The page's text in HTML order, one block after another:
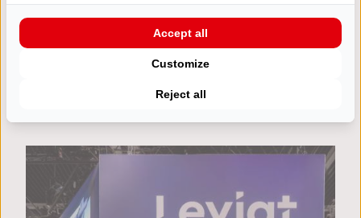
Reject all
Customize
Accept all